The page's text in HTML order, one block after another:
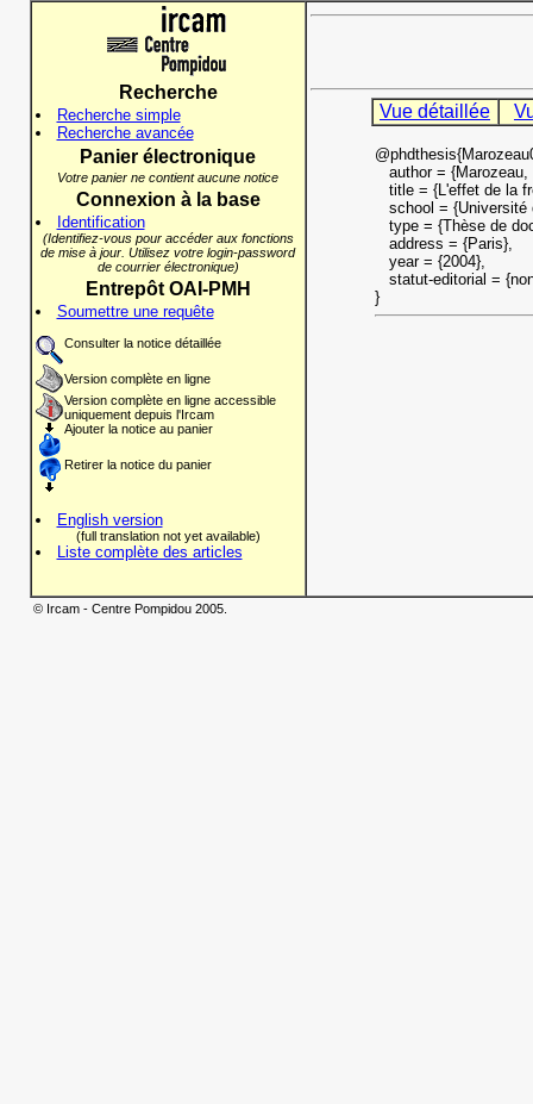
Recherche
Recherche simple
Recherche avancée
Panier électronique
Votre panier ne contient aucune notice
Connexion à la base
Identification
(Identifiez-vous pour accéder aux fonctions
de mise à jour. Utilisez votre login-password
de courrier électronique)
Entrepôt OAI-PMH
Soumettre une requête
Consulter la notice détaillée
Version complète en ligne
Version complète en ligne accessible
uniquement depuis l'Ircam
Ajouter la notice au panier
Retirer la notice du panier
English version
(full translation not yet available)
Liste complète des articles
Vue détaillée
author = {Marozeau,
title = {L'effet de la
school = {Université
type = {Thèse de
address = {Paris},
year = {2004},
statut-editorial =
}
© Ircam - Centre Pompidou 2005.